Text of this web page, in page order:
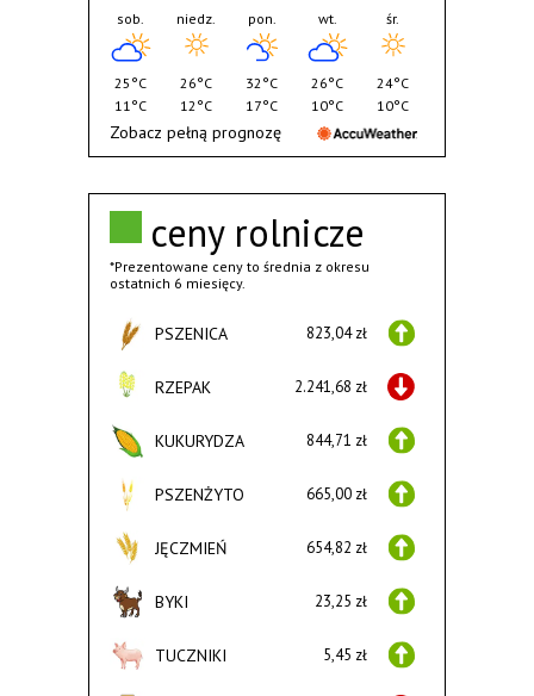
ceny rolnicze
*Prezentowane ceny to średnia z okresu
ostatnich 6 miesięcy.
PSZENICA 823,04 zł
RZEPAK 2.241,68 zł
KUKURYDZA 844,71 zł
PSZENŻYTO 665,00 zł
JĘCZMIEŃ 654,82 zł
BYKI 23,25 zł
TUCZNIKI 5,45 zł
sob.
25°C
11°C
niedz.
26°C
12°C
pon.
32°C
17°C
wt.
26°C
10°C
śr.
24°C
10°C
Zobacz pełną prognozę